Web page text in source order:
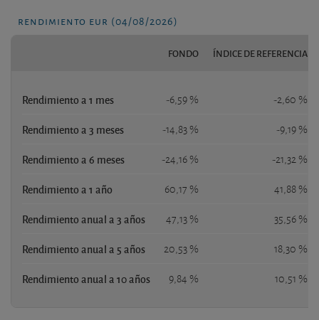
rendimiento eur (04/08/2026)
FONDO ÍNDICE DE REFERENCIA
Rendimiento a 1 mes -6,59 % -2,60 %
Rendimiento a 3 meses -14,83 % -9,19 %
Rendimiento a 6 meses -24,16 % -21,32 %
Rendimiento a 1 año 60,17 % 41,88 %
Rendimiento anual a 3 años 47,13 % 35,56 %
Rendimiento anual a 5 años 20,53 % 18,30 %
Rendimiento anual a 10 años 9,84 % 10,51 %